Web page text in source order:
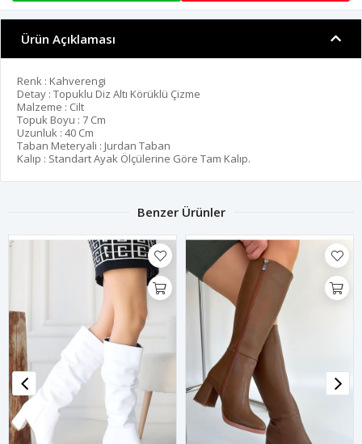
Ürün Açıklaması
Renk : Kahverengi
Detay : Topuklu Diz Altı Körüklü Çizme
Malzeme : Cilt
Topuk Boyu : 7 Cm
Uzunluk : 40 Cm
Taban Meteryali : Jurdan Taban
Kalıp : Standart Ayak Ölçülerine Göre Tam Kalıp.
Benzer Ürünler